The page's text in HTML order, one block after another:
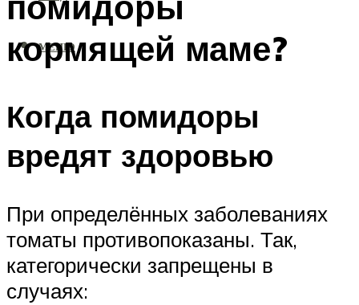
МЕНЮ
кормящей маме?
Когда помидоры
вредят здоровью
При определённых заболеваниях
томаты противопоказаны. Так,
категорически запрещены в
случаях: